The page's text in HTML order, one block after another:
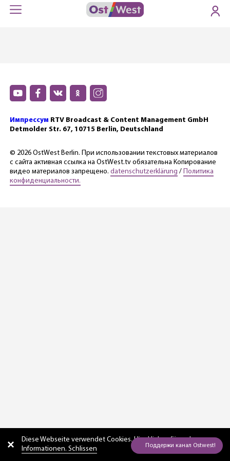
Импрессум RTV Broadcast & Content Management GmbH
Detmolder Str. 67, 10715 Berlin, Deutschland
© 2026 OstWest Berlin. При использовании текстовых материалов
с сайта активная ссылка на OstWest.tv обязательна Копирование
видео материалов запрещено. datenschutzerklärung / Политика
конфиденциальности.
Diese Webseite verwendet Cookies. Hierklicken für mehr
Informationen. Schlissen